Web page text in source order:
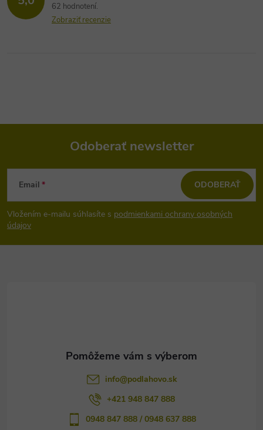
62 hodnotení
Zobraziť recenzie
Z
á
p
Odoberať newsletter
Email
Vložením e-mailu súhlasíte s podmienkami ochrany osobných
údajov
ODOBERAŤ
info@podlahovo.sk
+421 948 847 888
0948 847 888 / 0948 637 888